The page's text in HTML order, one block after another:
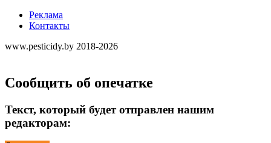
Реклама
Контакты
www.pesticidy.by 2018-2026
Сообщить об опечатке
Текст, который будет отправлен нашим
редакторам: